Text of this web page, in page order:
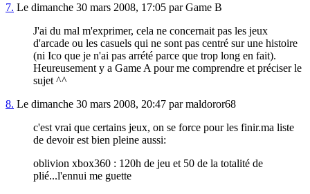
7. Le dimanche 30 mars 2008, 17:05 par Game B
J'ai du mal m'exprimer, cela ne concernait pas les jeux
d'arcade ou les casuels qui ne sont pas centré sur une histoire
(ni Ico que je n'ai pas arrété parce que trop long en fait).
Heureusement y a Game A pour me comprendre et préciser le
sujet ^^
8. Le dimanche 30 mars 2008, 20:47 par maldoror68
c'est vrai que certains jeux, on se force pour les finir.ma liste
de devoir est bien pleine aussi:
oblivion xbox360 : 120h de jeu et 50 de la totalité de
plié...l'ennui me guette